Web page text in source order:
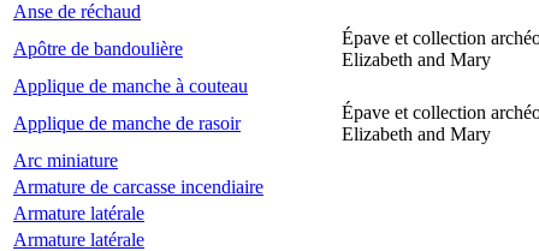
Anse de réchaud
Apôtre de bandoulière
Épave et collection
Elizabeth and Mary
Applique de manche à couteau
Applique de manche de rasoir
Épave et collection
Elizabeth and Mary
Arc miniature
Armature de carcasse incendiaire
Armature latérale
Armature latérale